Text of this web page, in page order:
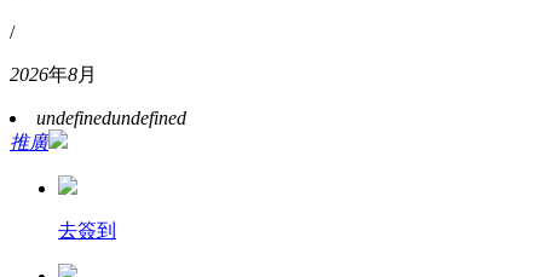
/
2026年8月
undefinedundefined
推廣
去簽到